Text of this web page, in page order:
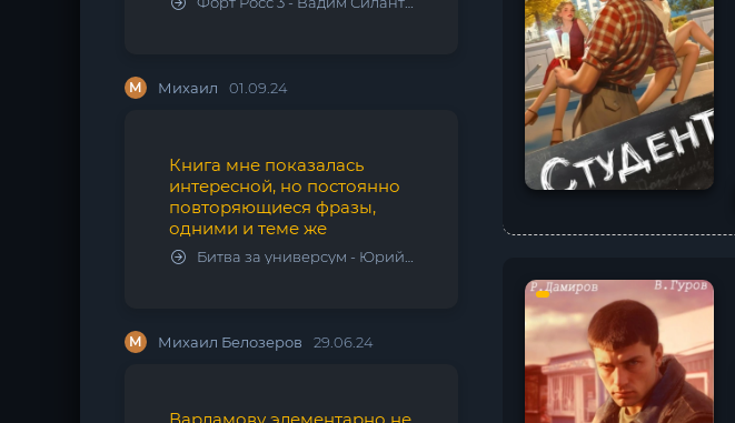
М Михаил 01.09.24
Книга мне показалась
интересной, но постоянно
повторяющиеся фразы,
одними и теме же
Битва за универсум - Юрий Тарарев, Александр Тарарев
М Михаил Белозеров 29.06.24